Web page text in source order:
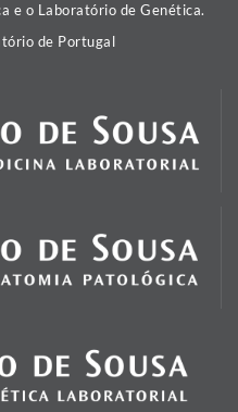
e o Laboratório de Genética.
de Portugal